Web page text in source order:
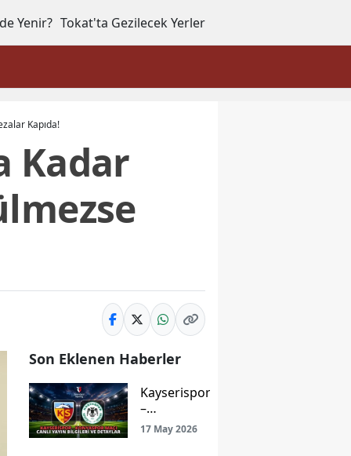
Yenir? Tokat'ta Gezilecek Yerler
Kapıda!
Kadar
Son Eklenen Haberler
Kayserispor
–
Konyaspor
Maçı Canlı
17 May 2026